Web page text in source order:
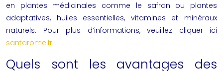
en plantes médicinales comme le safran ou plantes
adaptatives, huiles essentielles, vitamines et minéraux
naturels. Pour plus d’informations, veuillez cliquer ici
santarome.fr
Quels sont les avantages des